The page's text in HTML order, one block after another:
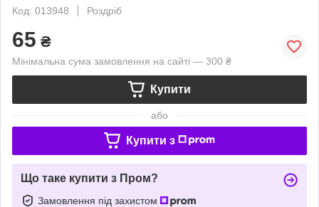
Код: 013948
Роздріб
65 ₴
Мінімальна сума замовлення на сайті — 300 ₴
Купити
або
Купити з
Що таке купити з Пром?
Замовлення під захистом